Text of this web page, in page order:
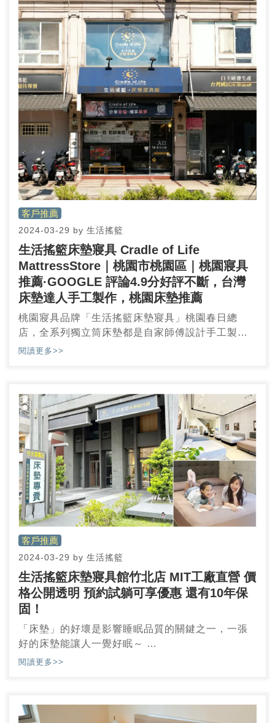
力。所以我們也是回家之後才真正下定決心想要買
哪一款，間隔兩週後直接來到比較近「生活搖籃床
墊寢具館-台北松隆店」（最新開幕分館）直接來選
購。
客戶推薦
2024-03-29 by 生活搖籃
生活搖籃床墊寢具 Cradle of Life
MattressStore｜桃園市桃園區｜桃園寢具
推薦·GOOGLE 評論4.9分好評不斷，台灣
床墊達人手工製作，桃園床墊推薦
桃園寢具品牌「生活搖籃床墊寢具」桃園春日總
店，全系列獨立筒床墊都是自家師傅設計手工製
造，來到生活搖籃挑選床墊，從使用材料、獨立筒
造舒適睡眠的最佳方式，就是挑選一張適合自己的
手工獨立筒床墊。
閱讀更多>>
客戶推薦
2024-03-29 by 生活搖籃
生活搖籃床墊寢具館竹北店 MIT工廠直營 價
格公開透明 預約試躺可享優惠 還有10年保
固！
「床墊」的好壞是影響睡眠品質的關鍵之一，一張
好的床墊能讓人一覺好眠～
人的一生當中1/3的時間在床上渡過，包括睡覺、躺
閱讀更多>>